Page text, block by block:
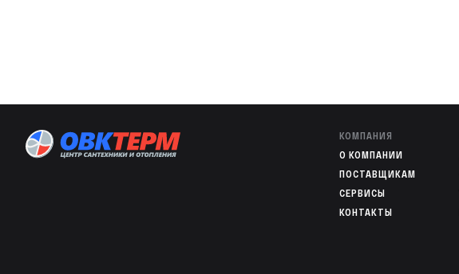
КОМПАНИЯ
O КОМПАНИИ
ПОСТАВЩИКАМ
СЕРВИСЫ
КОНТАКТЫ